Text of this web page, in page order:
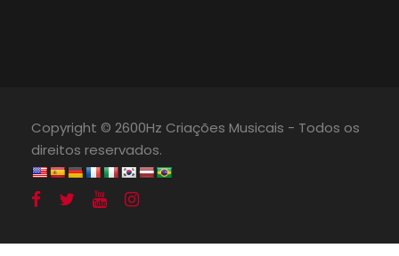
Copyright © 2600Hz Criações Musicais - Todos os
direitos reservados.